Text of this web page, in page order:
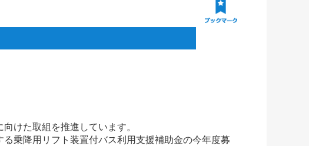
けた取組を推進しています。
乗降用リフト装置付バス利用支援補助金の今年度募